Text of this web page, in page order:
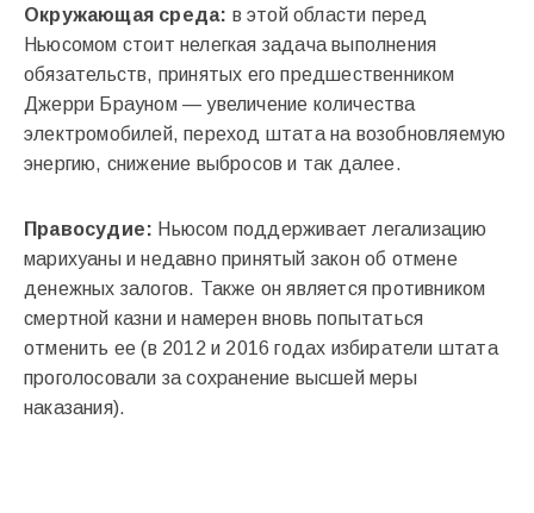
Окружающая среда: в этой области перед
Ньюсомом стоит нелегкая задача выполнения
обязательств, принятых его предшественником
Джерри Брауном — увеличение количества
электромобилей, переход штата на возобновляемую
энергию, снижение выбросов и так далее.
Правосудие: Ньюсом поддерживает легализацию
марихуаны и недавно принятый закон об отмене
денежных залогов. Также он является противником
смертной казни и намерен вновь попытаться
отменить ее (в 2012 и 2016 годах избиратели штата
проголосовали за сохранение высшей меры
наказания).